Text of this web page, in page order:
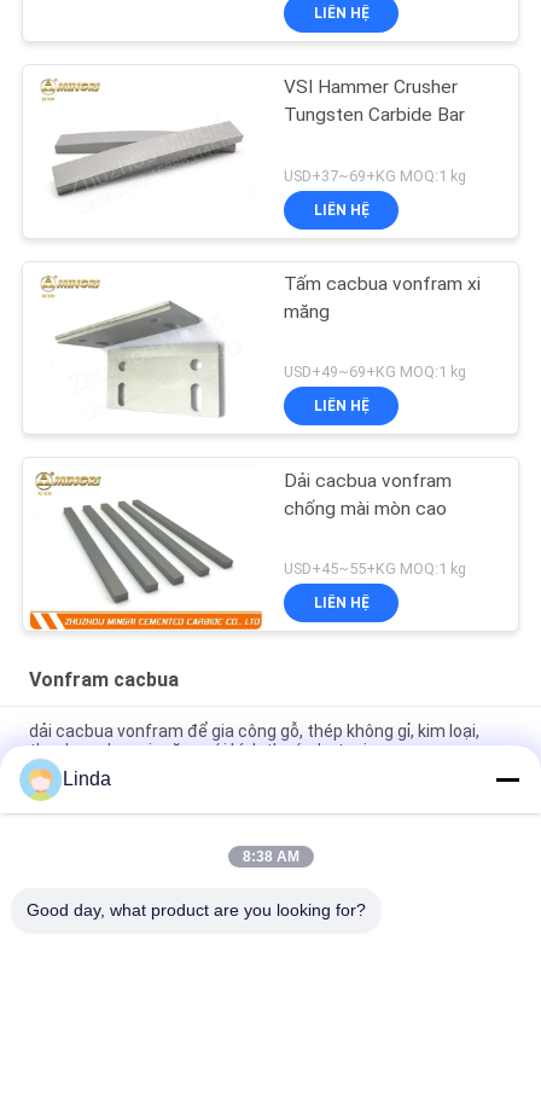
LIÊN HỆ
VSI Hammer Crusher
Tungsten Carbide Bar
USD+37~69+KG MOQ:1 kg
LIÊN HỆ
Tấm cacbua vonfram xi
măng
USD+49~69+KG MOQ:1 kg
LIÊN HỆ
Dải cacbua vonfram
chống mài mòn cao
USD+45~55+KG MOQ:1 kg
LIÊN HỆ
Vonfram cacbua
dải cacbua vonfram để gia công gỗ, thép không gỉ, kim loại,
thanh cacbua xi măng với kích thước hạt mịn
OEM Tungsten Carbide Strips thanh để gia công gang thành
dao cacbua K30 công cụ cắt sắc bén
Dao dải cacbua vonfram để gia công nhôm, thanh và gang
Linda
8:38 AM
Good day, what product are you looking for?